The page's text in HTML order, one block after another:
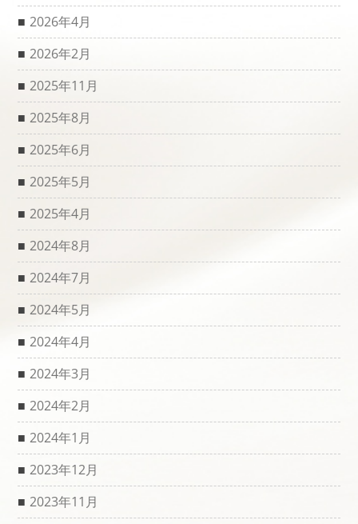
2026年4月
2026年2月
2025年11月
2025年8月
2025年6月
2025年5月
2025年4月
2024年8月
2024年7月
2024年5月
2024年4月
2024年3月
2024年2月
2024年1月
2023年12月
2023年11月